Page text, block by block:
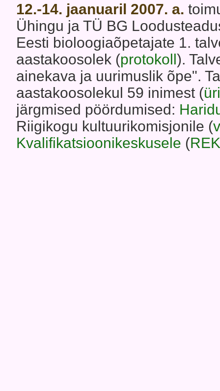
12.-14. jaanuaril 2007. a.
Ühingu ja TÜ BG
Eesti bioloogiaõpetajate 1.
aastakoosolek (protokoll).
ainekava ja uurimuslik õpe".
aastakoosolekul 59 inimest (
järgmised pöördumised:
Riigikogu kultuurikomisjonile (
Kvalifikatsioonikeskusele (